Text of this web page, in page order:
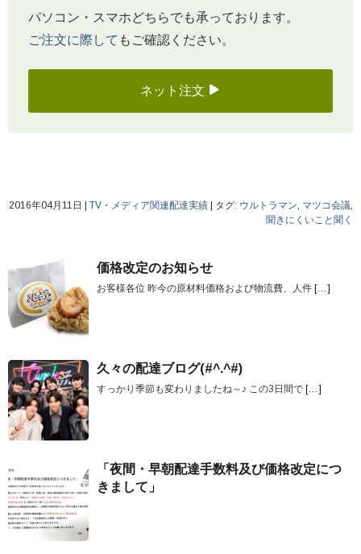
パソコン・スマホどちらでも承っております。
ご注文に際して もご確認ください。
ネット注文
2016年04月11日 | TV・メディア関連配達実績 | タグ: ウルトラマン マツコ会議
聞きにくいこと聞く
価格改定のお知らせ
お客様各位 昨今の原材料価格および物流費、人件 […]
久々の配達ブログ(#^.^#)
すっかり季節も変わりましたね～♪ この3日間で […]
「夜間・早朝配達手数料及び価格改定につ
きまして」